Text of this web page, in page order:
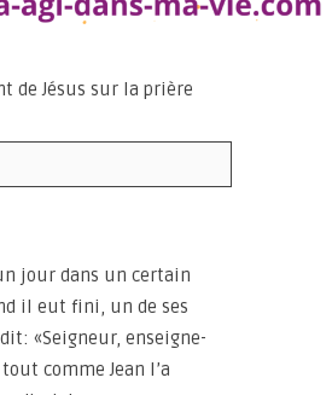
de Jésus sur la prière
jour dans un certain
il eut fini, un de ses
«Seigneur, enseigne-
comme Jean l’a